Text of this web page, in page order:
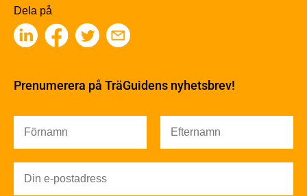
Träbaserade produkter
Kemisk behandling
Fakta om Limträ
Värmeisolering och lufttäthet
Ljud
Brandsäkerhet
Brandsäkerhet
Brandförlopp i byggnader
Dela på
Prenumerera på TräGuidens nyhetsbrev!